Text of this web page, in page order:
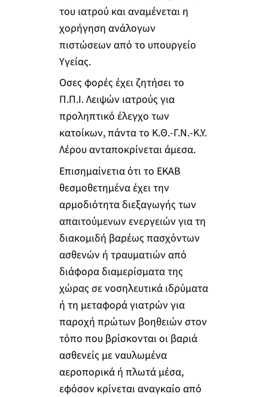
του ιατρού και αναμένεται η
χορήγηση ανάλογων
πιστώσεων από το υπουργείο
Υγείας.
Οσες φορές έχει ζητήσει το
Π.Π.Ι. Λειψών ιατρούς για
προληπτικό έλεγχο των
κατοίκων, πάντα το Κ.Θ.-Γ.Ν.-Κ.Υ.
Λέρου ανταποκρίνεται άμεσα.
Επισημαίνετια ότι το ΕΚΑΒ
θεσμοθετημένα έχει την
αρμοδιότητα διεξαγωγής των
απαιτούμενων ενεργειών για τη
διακομιδή βαρέως πασχόντων
ασθενών ή τραυματιών από
διάφορα διαμερίσματα της
χώρας σε νοσηλευτικά ιδρύματα
ή τη μεταφορά γιατρών για
παροχή πρώτων βοηθειών στον
τόπο που βρίσκονται οι βαριά
ασθενείς με ναυλωμένα
αεροπορικά ή πλωτά μέσα,
εφόσον κρίνεται αναγκαίο από